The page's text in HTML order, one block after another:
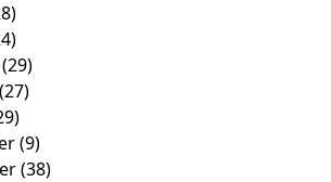
(29)
(27)
(9)
(38)